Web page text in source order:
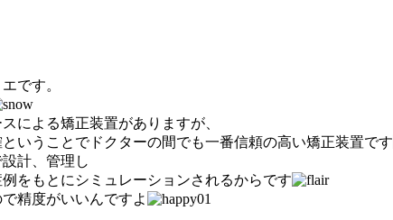
です。
による矯正装置がありますが、
いうことでドクターの間でも一番信頼の高い矯正装置です
計、管理し
をもとにシミュレーションされるからです
精度がいいんですよ